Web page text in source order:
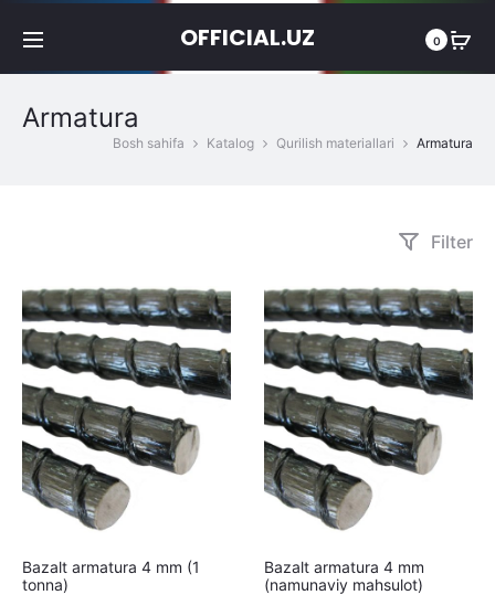
OFFICIAL.UZ 0
Armatura
Bosh sahifa Katalog Qurilish materiallari Armatura
Filter
Bazalt armatura 4 mm (1
tonna)
Bazalt armatura 4 mm
(namunaviy mahsulot)